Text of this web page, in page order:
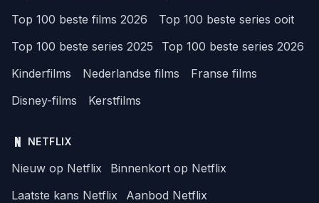
Top 100 beste films 2026
Top 100 beste series ooit
Top 100 beste series 2025
Top 100 beste series 2026
Kinderfilms
Nederlandse films
Franse films
Disney-films
Kerstfilms
NETFLIX
Nieuw op Netflix
Binnenkort op Netflix
Laatste kans Netflix
Aanbod Netflix